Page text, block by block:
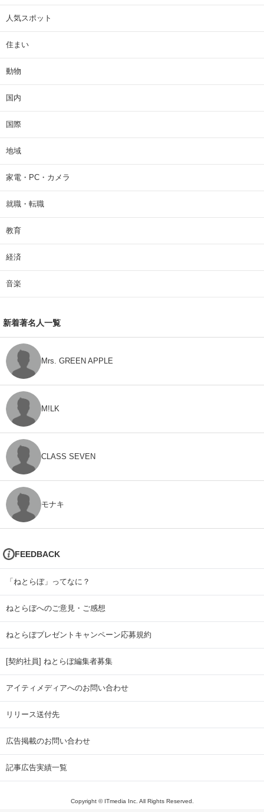
人気スポット
住まい
動物
国内
国際
地域
家電・PC・カメラ
就職・転職
教育
経済
音楽
新着著名人一覧
Mrs. GREEN APPLE
M!LK
CLASS SEVEN
モナキ
FEEDBACK
「ねとらぼ」ってなに？
ねとらぼへのご意見・ご感想
ねとらぼプレゼントキャンペーン応募規約
[契約社員] ねとらぼ編集者募集
アイティメディアへのお問い合わせ
リリース送付先
広告掲載のお問い合わせ
記事広告実績一覧
Copyright © ITmedia Inc. All Rights Reserved.